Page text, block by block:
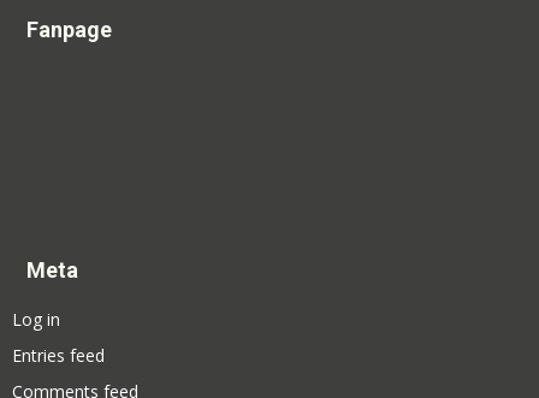
Fanpage
Meta
Log in
Entries feed
Comments feed